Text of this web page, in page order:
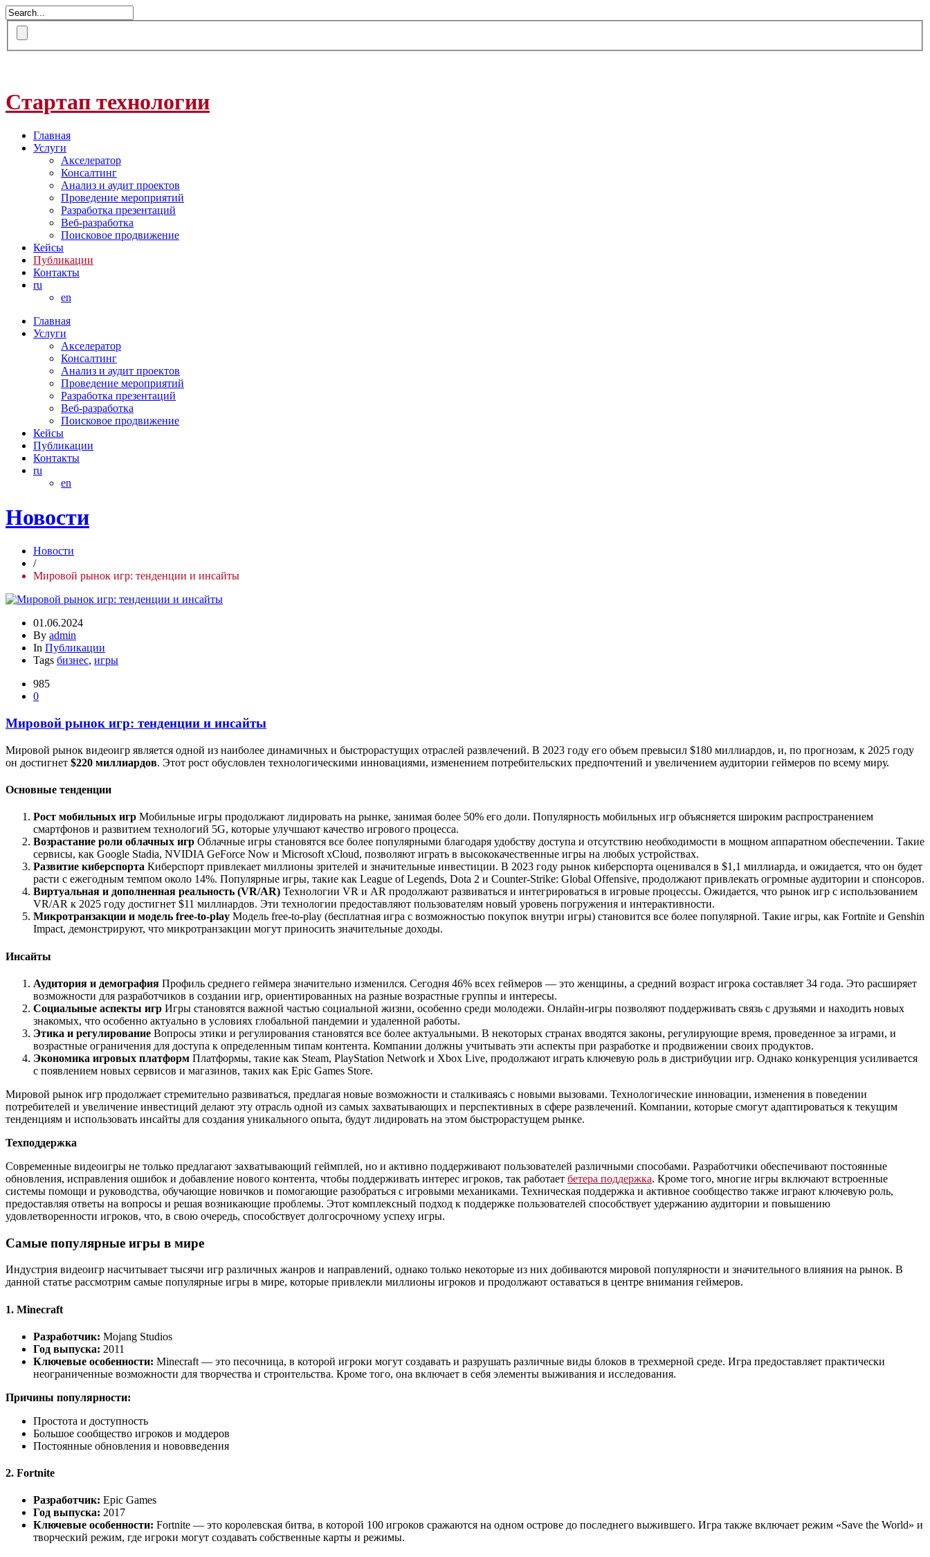
Стартап технологии
Главная
Услуги
Акселератор
Консалтинг
Анализ и аудит проектов
Проведение мероприятий
Разработка презентаций
Веб-разработка
Поисковое продвижение
Кейсы
Публикации
Контакты
ru
en
Главная
Услуги
Акселератор
Консалтинг
Анализ и аудит проектов
Проведение мероприятий
Разработка презентаций
Веб-разработка
Поисковое продвижение
Кейсы
Публикации
Контакты
ru
en
Новости
Новости
/
Мировой рынок игр: тенденции и инсайты
01.06.2024
By admin
In Публикации
Tags бизнес, игры
985
0
Мировой рынок игр: тенденции и инсайты
Мировой рынок видеоигр является одной из наиболее динамичных и быстрорастущих отраслей развлечений. В 2023 году его объем превысил $180 миллиардов, и, по прогнозам, к 2025 году
он достигнет $220 миллиардов. Этот рост обусловлен технологическими инновациями, изменением потребительских предпочтений и увеличением аудитории геймеров по всему миру.
Основные тенденции
Рост мобильных игр Мобильные игры продолжают лидировать на рынке, занимая более 50% его доли. Популярность мобильных игр объясняется широким распространением
смартфонов и развитием технологий 5G, которые улучшают качество игрового процесса.
Возрастание роли облачных игр Облачные игры становятся все более популярными благодаря удобству доступа и отсутствию необходимости в мощном аппаратном обеспечении. Такие
сервисы, как Google Stadia, NVIDIA GeForce Now и Microsoft xCloud, позволяют играть в высококачественные игры на любых устройствах.
Развитие киберспорта Киберспорт привлекает миллионы зрителей и значительные инвестиции. В 2023 году рынок киберспорта оценивался в $1,1 миллиарда, и ожидается, что он будет
расти с ежегодным темпом около 14%. Популярные игры, такие как League of Legends, Dota 2 и Counter-Strike: Global Offensive, продолжают привлекать огромные аудитории и спонсоров.
Виртуальная и дополненная реальность (VR/AR) Технологии VR и AR продолжают развиваться и интегрироваться в игровые процессы. Ожидается, что рынок игр с использованием
VR/AR к 2025 году достигнет $11 миллиардов. Эти технологии предоставляют пользователям новый уровень погружения и интерактивности.
Микротранзакции и модель free-to-play Модель free-to-play (бесплатная игра с возможностью покупок внутри игры) становится все более популярной. Такие игры, как Fortnite и Genshin
Impact, демонстрируют, что микротранзакции могут приносить значительные доходы.
Инсайты
Аудитория и демография Профиль среднего геймера значительно изменился. Сегодня 46% всех геймеров — это женщины, а средний возраст игрока составляет 34 года. Это расширяет
возможности для разработчиков в создании игр, ориентированных на разные возрастные группы и интересы.
Социальные аспекты игр Игры становятся важной частью социальной жизни, особенно среди молодежи. Онлайн-игры позволяют поддерживать связь с друзьями и находить новых
знакомых, что особенно актуально в условиях глобальной пандемии и удаленной работы.
Этика и регулирование Вопросы этики и регулирования становятся все более актуальными. В некоторых странах вводятся законы, регулирующие время, проведенное за играми, и
возрастные ограничения для доступа к определенным типам контента. Компании должны учитывать эти аспекты при разработке и продвижении своих продуктов.
Экономика игровых платформ Платформы, такие как Steam, PlayStation Network и Xbox Live, продолжают играть ключевую роль в дистрибуции игр. Однако конкуренция усиливается
с появлением новых сервисов и магазинов, таких как Epic Games Store.
Мировой рынок игр продолжает стремительно развиваться, предлагая новые возможности и сталкиваясь с новыми вызовами. Технологические инновации, изменения в поведении
потребителей и увеличение инвестиций делают эту отрасль одной из самых захватывающих и перспективных в сфере развлечений. Компании, которые смогут адаптироваться к текущим
тенденциям и использовать инсайты для создания уникального опыта, будут лидировать на этом быстрорастущем рынке.
Техподдержка
Современные видеоигры не только предлагают захватывающий геймплей, но и активно поддерживают пользователей различными способами. Разработчики обеспечивают постоянные
обновления, исправления ошибок и добавление нового контента, чтобы поддерживать интерес игроков, так работает бетера поддержка. Кроме того, многие игры включают встроенные
системы помощи и руководства, обучающие новичков и помогающие разобраться с игровыми механиками. Техническая поддержка и активное сообщество также играют ключевую роль,
предоставляя ответы на вопросы и решая возникающие проблемы. Этот комплексный подход к поддержке пользователей способствует удержанию аудитории и повышению
удовлетворенности игроков, что, в свою очередь, способствует долгосрочному успеху игры.
Самые популярные игры в мире
Индустрия видеоигр насчитывает тысячи игр различных жанров и направлений, однако только некоторые из них добиваются мировой популярности и значительного влияния на рынок. В
данной статье рассмотрим самые популярные игры в мире, которые привлекли миллионы игроков и продолжают оставаться в центре внимания геймеров.
1. Minecraft
Разработчик: Mojang Studios
Год выпуска: 2011
Ключевые особенности: Minecraft — это песочница, в которой игроки могут создавать и разрушать различные виды блоков в трехмерной среде. Игра предоставляет практически
неограниченные возможности для творчества и строительства. Кроме того, она включает в себя элементы выживания и исследования.
Причины популярности:
Простота и доступность
Большое сообщество игроков и моддеров
Постоянные обновления и нововведения
2. Fortnite
Разработчик: Epic Games
Год выпуска: 2017
Ключевые особенности: Fortnite — это королевская битва, в которой 100 игроков сражаются на одном острове до последнего выжившего. Игра также включает режим «Save the World» и
творческий режим, где игроки могут создавать собственные карты и режимы.